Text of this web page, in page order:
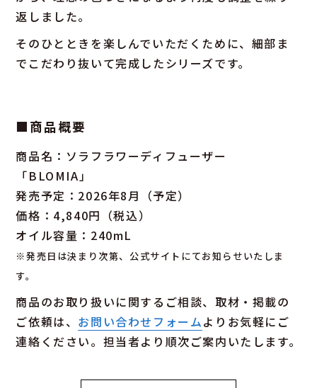
返しました。
そのひとときを楽しんでいただくために、細部ま
でこだわり抜いて完成したシリーズです。
■商品概要
商品名：ソラフラワーディフューザー
「BLOMIA」
発売予定：2026年8月（予定）
価格：4,840円（税込）
オイル容量：240mL
※発売日は決まり次第、公式サイトにてお知らせいたしま
す。
商品のお取り扱いに関するご相談、取材・掲載の
ご依頼は、 お問い合わせフォームよりお気軽にご
連絡ください。担当者より順次ご案内いたします。